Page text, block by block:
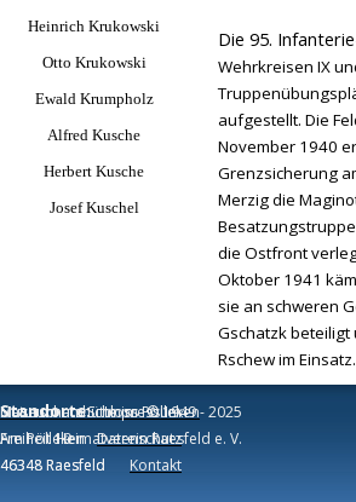
Heinrich Krukowski
Otto Krukowski
Ewald Krumpholz
Alfred Kusche
Herbert Kusche
Josef Kuschel
Die 95.
Wehrkreisen IX
aufgestellt. Die
November 1940
Grenzsicherung
Merzig die
die Ostfront
Oktober 1941
sie an schweren
Gschatzk beteiligt
Rschew im Einsatz.
© 1949 - 2025
Heimatverein Raesfeld e. V.
Standorte:
Museum am Schloss
Freiheit 19
46348 Raesfeld
Naturschutzhütte im Pölleken
Am Pölleken
46348 Raesfeld
Impressum
Datenschutz
Kontakt